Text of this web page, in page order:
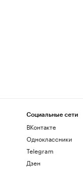
Социальные сети
ВКонтакте
Одноклассники
Telegram
Дзен